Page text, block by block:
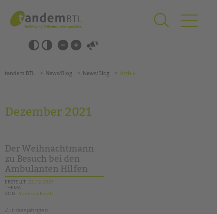
springen
Barrierefrei-
Einstellungen
überspringen
überspringen
Förderzentren
Kollegs
EFöB
Schulbezogene Sozialarbeit
Tagesgruppen
HILFEN ZUR ERZIEHUNG
tandem BTL News/Blog News/Blog Archiv
Dezember 2021
Der Weihnachtmann
zu Besuch bei den
Ambulanten Hilfen
ERSTELLT 23.12.2021
THEMA
VON
Vanessa Karch
Zur diesjährigen